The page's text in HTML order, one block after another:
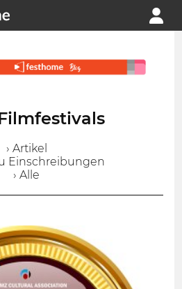
› Artikel
Einschreibungen
› Alle